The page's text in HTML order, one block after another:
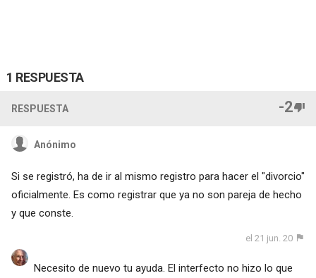
1 RESPUESTA
RESPUESTA -2
Anónimo
Si se registró, ha de ir al mismo registro para hacer el "divorcio"
oficialmente. Es como registrar que ya no son pareja de hecho
y que conste.
el 21 jun. 20
Necesito de nuevo tu ayuda. El interfecto no hizo lo que